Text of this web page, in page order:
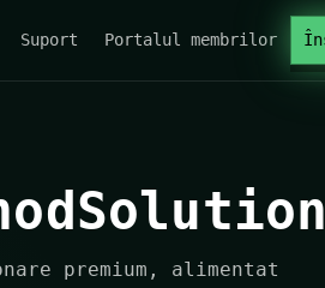
Suport Portalul membrilor
premium, alimentat